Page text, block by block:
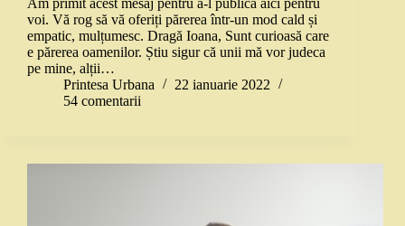
Am primit acest mesaj pentru a-l publica aici pentru
voi. Vă rog să vă oferiți părerea într-un mod cald și
empatic, mulțumesc. Dragă Ioana, Sunt curioasă care
e părerea oamenilor. Știu sigur că unii mă vor judeca
pe mine, alții…
Printesa Urbana
22 ianuarie 2022
54 comentarii